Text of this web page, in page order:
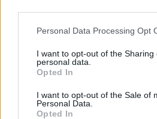
Personal Data Processing Opt
I want to opt-out of the Sharing
personal data.
Opted In
I want to opt-out of the Sale of
Personal Data.
Opted In
ΑΘΛΗΤΙΚΑ ΝΕΑ 05.02.2025
PARAPOLITIKA NEWSROOM
Μιλγουόκι Μπακς:
του Μίντλετον με τον
Αποδέχομαι τους
και την πολιτική